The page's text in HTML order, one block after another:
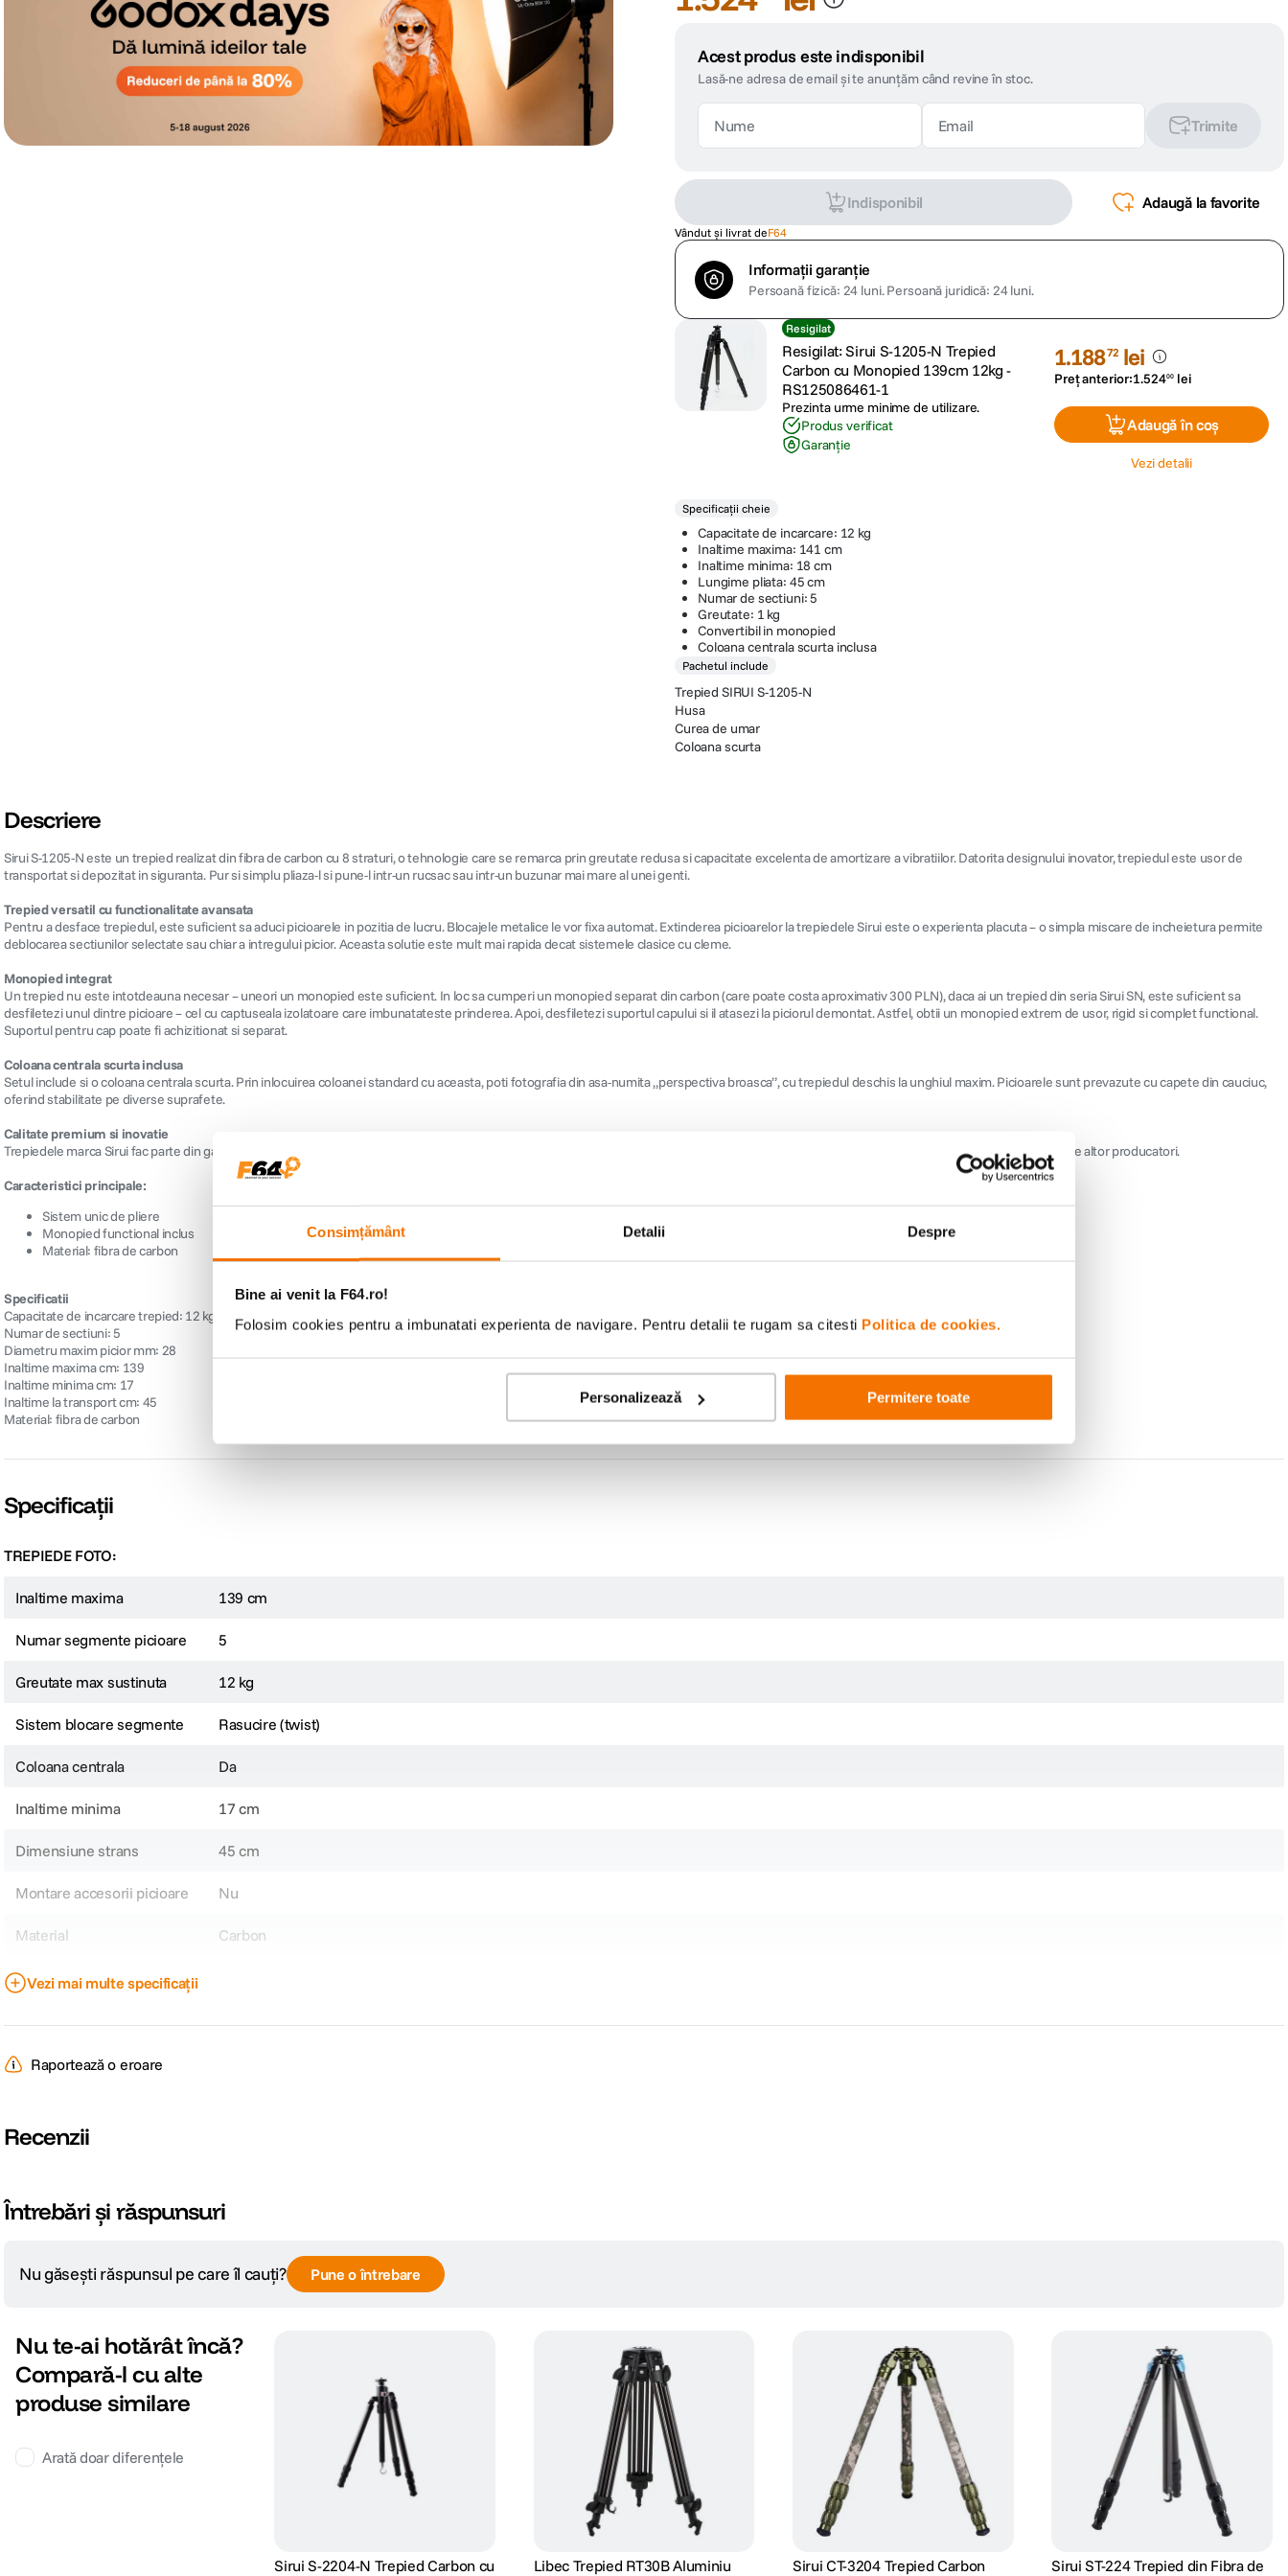
Consimțământ Detalii Despre
Bine ai venit la F64.ro!
Folosim cookies pentru a imbunatati experienta de navigare. Pentru detalii te rugam sa citesti Politica de cookies.
Personalizează Permitere toate
Acest produs este indisponibil
Lasă-ne adresa de email și te anunțăm când revine în stoc.
Trimite
Indisponibil Adaugă la favorite
Vândut și livrat deF64
Informații garanție
Persoană fizică: 24 luni.Persoană juridică: 24 luni.
Resigilat
Resigilat: Sirui S-1205-N Trepied
Carbon cu Monopied 139cm 12kg -
RS125086461-1
Prezinta urme minime de utilizare.
Produs verificat
Garanție
1.18872 lei
Preț anterior:1.52400 lei
Adaugă în coș
Vezi detalii
Specificații cheie
Capacitate de incarcare: 12 kg
Inaltime maxima: 141 cm
Inaltime minima: 18 cm
Lungime pliata: 45 cm
Numar de sectiuni: 5
Greutate: 1 kg
Convertibil in monopied
Coloana centrala scurta inclusa
Pachetul include
Trepied SIRUI S-1205-N
Husa
Curea de umar
Coloana scurta
Descriere
Sirui S-1205-N este un trepied realizat din fibra de carbon cu 8 straturi, o tehnologie care se remarca prin greutate redusa si capacitate excelenta de amortizare a vibratiilor. Datorita designului inovator, trepiedul este usor de
transportat si depozitat in siguranta. Pur si simplu pliaza-l si pune-l intr-un rucsac sau intr-un buzunar mai mare al unei genti.
Trepied versatil cu functionalitate avansata
Pentru a desface trepiedul, este suficient sa aduci picioarele in pozitia de lucru. Blocajele metalice le vor fixa automat. Extinderea picioarelor la trepiedele Sirui este o experienta placuta – o simpla miscare de incheietura permite
deblocarea sectiunilor selectate sau chiar a intregului picior. Aceasta solutie este mult mai rapida decat sistemele clasice cu cleme.
Monopied integrat
Un trepied nu este intotdeauna necesar – uneori un monopied este suficient. In loc sa cumperi un monopied separat din carbon (care poate costa aproximativ 300 PLN), daca ai un trepied din seria Sirui SN, este suficient sa
desfiletezi unul dintre picioare – cel cu captuseala izolatoare care imbunatateste prinderea. Apoi, desfiletezi suportul capului si il atasezi la piciorul demontat. Astfel, obtii un monopied extrem de usor, rigid si complet functional.
Suportul pentru cap poate fi achizitionat si separat.
Coloana centrala scurta inclusa
Setul include si o coloana centrala scurta. Prin inlocuirea coloanei standard cu aceasta, poti fotografia din asa-numita „perspectiva broasca”, cu trepiedul deschis la unghiul maxim. Picioarele sunt prevazute cu capete din cauciuc,
oferind stabilitate pe diverse suprafete.
Calitate premium si inovatie
Trepiedele marca Sirui fac parte din gama premium si castiga tot mai des teste comparative alaturi de cele mai renumite si scumpe branduri. Seria SN este un exemplu de inovatie rara in ofertele altor producatori.
Caracteristici principale:
Sistem unic de pliere
Monopied functional inclus
Material: fibra de carbon
Specificatii
Capacitate de incarcare trepied: 12 kg
Numar de sectiuni: 5
Diametru maxim picior mm: 28
Inaltime maxima cm: 139
Inaltime minima cm: 17
Inaltime la transport cm: 45
Material: fibra de carbon
Specificații
TREPIEDE FOTO:
Inaltime maxima 139 cm
Numar segmente picioare 5
Greutate max sustinuta 12 kg
Sistem blocare segmente Rasucire (twist)
Coloana centrala Da
Inaltime minima 17 cm
Dimensiune strans 45 cm
Montare accesorii picioare Nu
Material Carbon
DETALII PRODUCATOR
Vezi mai multe specificații
Raportează o eroare
Recenzii
Întrebări și răspunsuri
Nu te-ai hotărât încă?
produse similare